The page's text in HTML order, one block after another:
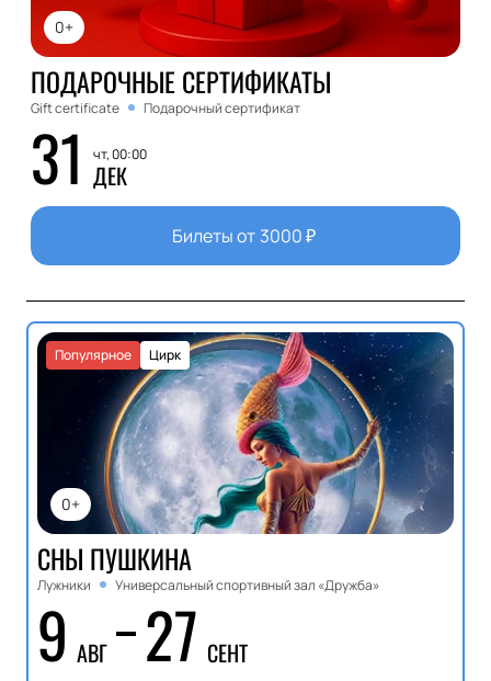
0+
ПОДАРОЧНЫЕ СЕРТИФИКАТЫ
Gift certificate Подарочный сертификат
31 чт, 00:00
ДЕК
Билеты от 3000₽
0+
Цирк
Популярное
СНЫ ПУШКИНА
Лужники Универсальный спортивный зал «Дружба»
9 АВГ 27 СЕНТ